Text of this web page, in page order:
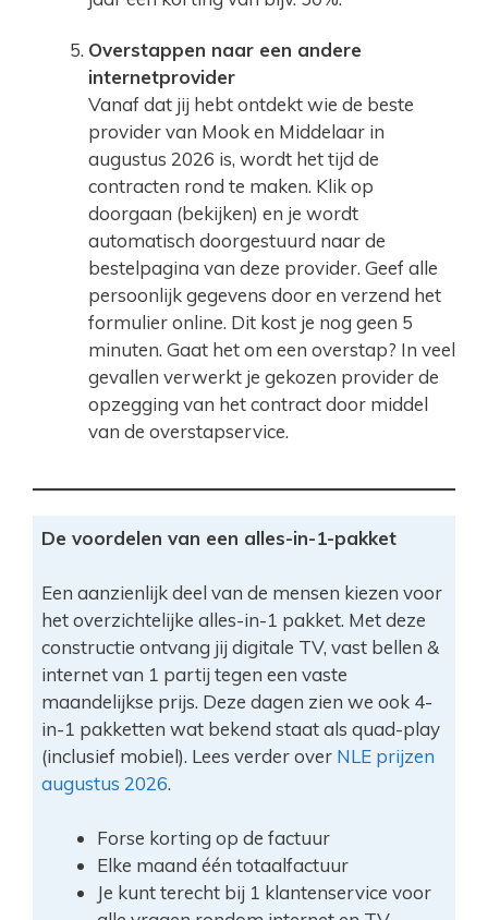
Overstappen naar een andere
internetprovider
Vanaf dat jij hebt ontdekt wie de beste
provider van Mook en Middelaar in
augustus 2026 is, wordt het tijd de
contracten rond te maken. Klik op
doorgaan (bekijken) en je wordt
automatisch doorgestuurd naar de
bestelpagina van deze provider. Geef alle
persoonlijk gegevens door en verzend het
formulier online. Dit kost je nog geen 5
minuten. Gaat het om een overstap? In veel
gevallen verwerkt je gekozen provider de
opzegging van het contract door middel
van de overstapservice.
De voordelen van een alles-in-1-pakket
Een aanzienlijk deel van de mensen kiezen voor
het overzichtelijke alles-in-1 pakket. Met deze
constructie ontvang jij digitale TV, vast bellen &
internet van 1 partij tegen een vaste
maandelijkse prijs. Deze dagen zien we ook 4-
in-1 pakketten wat bekend staat als quad-play
(inclusief mobiel). Lees verder over NLE prijzen
augustus 2026.
Forse korting op de factuur
Elke maand één totaalfactuur
Je kunt terecht bij 1 klantenservice voor